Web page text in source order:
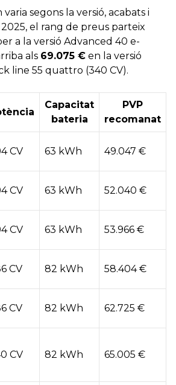
varia segons la versió, acabats i
el rang de preus parteix
a la versió Advanced 40 e-
als 69.075 € en la versió
line 55 quattro (340 CV).
Capacitat
bateria
PVP
recomanat
CV 63 kWh 49.047 €
CV 63 kWh 52.040 €
CV 63 kWh 53.966 €
CV 82 kWh 58.404 €
CV 82 kWh 62.725 €
CV 82 kWh 65.005 €